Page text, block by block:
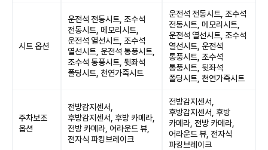
시트 옵션
운전석 전동시트, 조수석
전동시트, 메모리시트,
운전석 열선시트, 조수석
열선시트, 운전석 통풍시트,
조수석 통풍시트, 뒷좌석
폴딩시트, 천연가죽시트
운전석 전동시트, 조수석
전동시트, 메모리시트,
운전석 열선시트, 조수석
열선시트, 운전석
통풍시트, 조수석
통풍시트, 뒷좌석
폴딩시트, 천연가죽시트
주차보조
옵션
전방감지센서,
후방감지센서, 후방 카메라,
전방 카메라, 어라운드 뷰,
전자식 파킹브레이크
전방감지센서,
후방감지센서, 후방
카메라, 전방 카메라,
어라운드 뷰, 전자식
파킹브레이크